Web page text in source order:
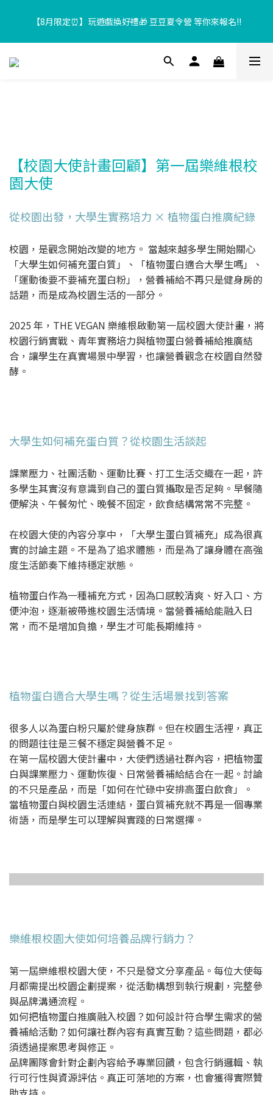
【8月限定⏰】玩遊戲換好禮🎁 豆豆夏令營 等你來報名‼️
【8月限定⏰】玩遊戲換好禮🎁 豆豆夏令營 等你來報名‼️
超取滿$699、宅配滿$1299即享免運優惠！
【校園大使計畫回顧】第一屆樂維根校
園大使
從校園出發，大學生實務培力 × 植物蛋白推廣紀錄
校園，是觀念開始改變的地方。 當越來越多學生開始關心
「大學生如何補充蛋白質」、「植物蛋白適合大學生嗎」、
「運動後要不要補充蛋白粉」，營養補給不再只是健身房的
話題，而是成為校園生活的一部分。
2025 年，THE VEGAN 樂維根啟動第一屆校園大使計畫，將
校園行銷實戰、青年實務培力與植物蛋白營養補給推廣結
合，讓學生在真實場景中學習，也讓營養觀念在校園自然發
酵。
大學生如何補充蛋白質？從校園生活談起
課業壓力、社團活動、運動比賽、打工生活交織在一起，許
多學生其實沒有意識到自己的蛋白質攝取是否足夠。早餐隨
便解決、午餐匆忙、晚餐不固定，飲食結構常常不完整。
在校園大使的內容分享中，「大學生蛋白質補充」成為很真
實的討論主題。不是為了追求體態，而是為了讓身體在高強
度生活節奏下維持穩定狀態。
植物蛋白作為一種補充方式，因為口感較清爽、好入口、方
便沖泡，逐漸被帶進校園生活情境。當營養補給能融入日
常，而不是增加負擔，學生才可能長期維持。
植物蛋白適合大學生嗎？從生活場景找到答案
很多人以為蛋白粉只屬於健身族群。但在校園生活裡，真正
的問題往往是三餐不穩定與營養不足。
在第一屆校園大使計畫中，大使們透過社群內容，把植物蛋
白與課業壓力、運動恢復、日常營養補給結合在一起。討論
的不只是產品，而是「如何在忙碌中安排高蛋白飲食」。
當植物蛋白與校園生活連結，蛋白質補充就不再是一個專業
術語，而是學生可以理解與實踐的日常選擇。
樂維根校園大使如何培養品牌行銷力？
第一屆樂維根校園大使，不只是發文分享產品。每位大使每
月都需提出校園企劃提案，從活動構想到執行規劃，完整參
與品牌溝通流程。
如何把植物蛋白推廣融入校園？如何設計符合學生需求的營
養補給活動？如何讓社群內容有真實互動？這些問題，都必
須透過提案思考與修正。
品牌團隊會針對企劃內容給予專業回饋，包含行銷邏輯、執
行可行性與資源評估。真正可落地的方案，也會獲得實際贊